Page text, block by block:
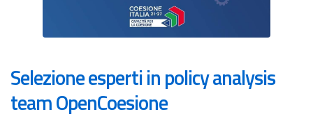
Selezione esperti in policy analysis
team OpenCoesione